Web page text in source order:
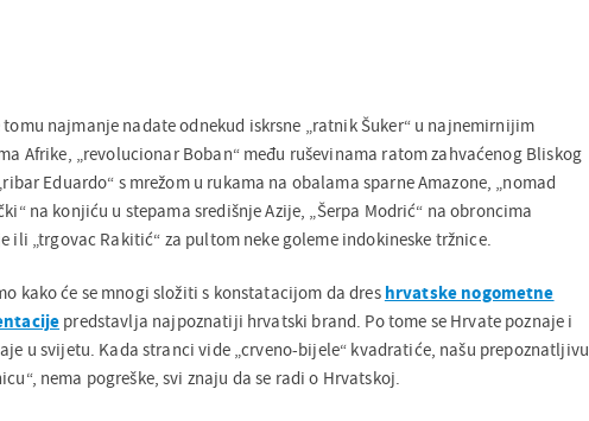
tomu najmanje nadate odnekud iskrsne „ratnik Šuker“ u najnemirnijim
Afrike, „revolucionar Boban“ među ruševinama ratom zahvaćenog Bliskog
Eduardo“ s mrežom u rukama na obalama sparne Amazone, „nomad
na konjiću u stepama središnje Azije, „Šerpa Modrić“ na obroncima
ili „trgovac Rakitić“ za pultom neke goleme indokineske tržnice.
kako će se mnogi složiti s konstatacijom da dres hrvatske nogometne
predstavlja najpoznatiji hrvatski brand. Po tome se Hrvate poznaje i
u svijetu. Kada stranci vide „crveno-bijele“ kvadratiće, našu prepoznatljivu
nema pogreške, svi znaju da se radi o Hrvatskoj.